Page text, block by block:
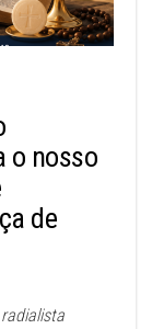
o nosso
de